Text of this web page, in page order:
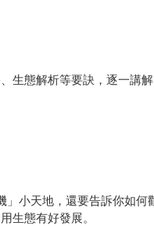
態解析等要訣，逐一講
小天地，還要告訴你如
生態有好發展。